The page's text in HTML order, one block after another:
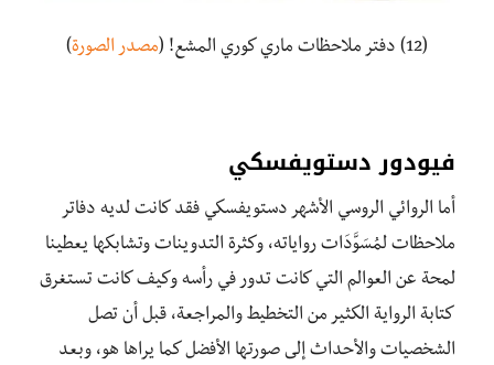
(12) دفتر ملاحظات ماري كوري المشع! ( مصدر الصورة)
فيودور دستويفسكي
أما الروائي الروسي الأشهر دستويفسكي فقد كانت لديه دفاتر
ملاحظات لمُسَوَّدَات رواياته، وكثرة التدوينات وتشابكها يعطينا
لمحة عن العوالم التي كانت تدور في رأسه وكيف كانت تستغرق
كتابة الرواية الكثير من التخطيط والمراجعة، قبل أن تصل
الشخصيات والأحداث إلى صورتها الأفضل كما يراها هو، وبعد